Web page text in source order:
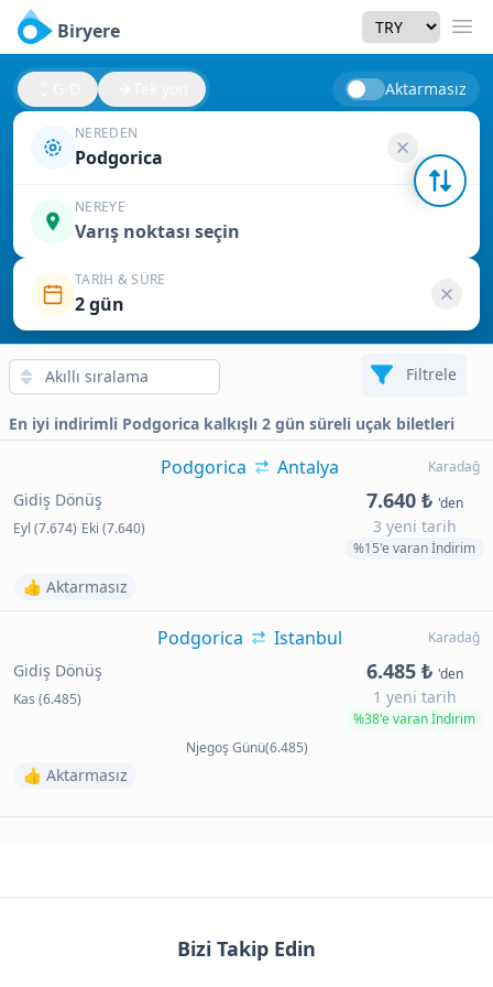
Biryere Currency
Aktarmasız
NEREDEN
Podgorica
NEREYE
Varış noktası seçin
TARIH & SÜRE
2 gün
Filtrele
En iyi indirimli Podgorica kalkışlı 2 gün süreli uçak biletleri
Karadağ
Podgorica Antalya
Gidiş Dönüş
Eyl (7.674) Eki (7.640)
7.640 ₺ 'den
3 yeni tarih
%15'e varan İndirim
👍 Aktarmasız
Karadağ
Podgorica Istanbul
Gidiş Dönüş
Kas (6.485)
6.485 ₺ 'den
1 yeni tarih
%38'e varan İndirim
Njegoş Günü(6.485)
👍 Aktarmasız
Bizi Takip Edin